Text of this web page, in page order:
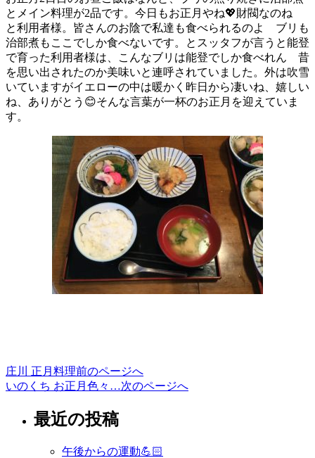
とメイン料理が2品です。今日もお正月やね💖財閥なのね
と利用者様。皆さんのお陰で私達も食べられるのよ ブリも
治部煮もここでしか食べないです。とスッタフが言うと能登
で育った利用者様は、こんなブリは能登でしか食べれん 昔
を思い出されたのか美味いと連呼されていました。外は吹雪
いていますがイエローの中は暖かく昨日から凄いね、嬉しい
ね、ありがとう😊そんな言葉が一杯のお正月を迎えていま
す。
投
稿
庄川 正月料理前のページへ
いのくち お正月色々…次のページへ
最近の投稿
午後からの運動💪🏻